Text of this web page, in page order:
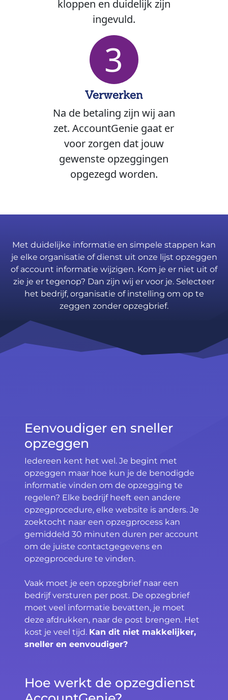
kloppen en duidelijk zijn
ingevuld.
3
Verwerken
Na de betaling zijn wij aan
zet. AccountGenie gaat er
voor zorgen dat jouw
gewenste opzeggingen
opgezegd worden.
Met duidelijke informatie en simpele stappen kan
je elke organisatie of dienst uit onze lijst opzeggen
of account informatie wijzigen. Kom je er niet uit of
zie je er tegenop? Dan zijn wij er voor je. Selecteer
het bedrijf, organisatie of instelling om op te
zeggen zonder opzegbrief.
Eenvoudiger en sneller
opzeggen
Iedereen kent het wel. Je begint met
opzeggen maar hoe kun je de benodigde
informatie vinden om de opzegging te
regelen? Elke bedrijf heeft een andere
opzegprocedure, elke website is anders. Je
zoektocht naar een opzegprocess kan
gemiddeld 30 minuten duren per account
om de juiste contactgegevens en
opzegprocedure te vinden.
Vaak moet je een opzegbrief naar een
bedrijf versturen per post. De opzegbrief
moet veel informatie bevatten, je moet
deze afdrukken, naar de post brengen. Het
kost je veel tijd. Kan dit niet makkelijker,
sneller en eenvoudiger?
Hoe werkt de opzegdienst